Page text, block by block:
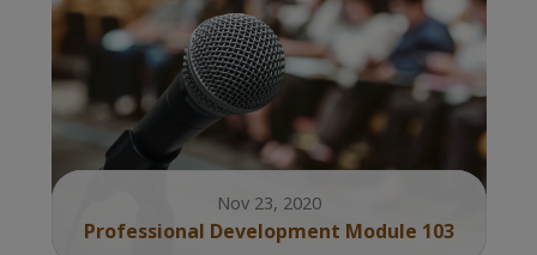
Nov 23, 2020
Professional Development Module 103